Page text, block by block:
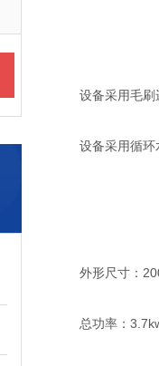
设备采用毛刷进
设备采用循环
外形尺寸：
总功率：